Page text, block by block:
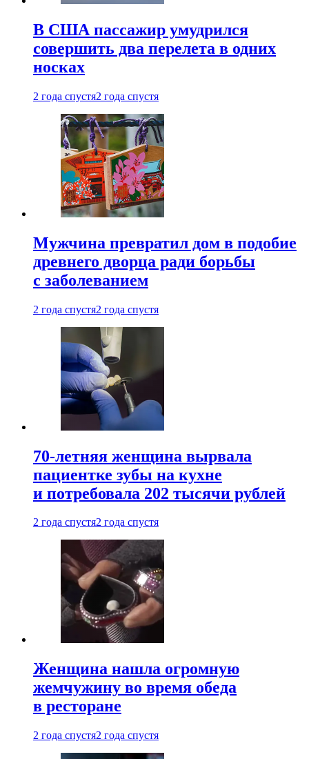
В США пассажир умудрился
совершить два перелета в одних
носках
2 года спустя2 года спустя
Мужчина превратил дом в подобие
древнего дворца ради борьбы
с заболеванием
2 года спустя2 года спустя
70-летняя женщина вырвала
пациентке зубы на кухне
и потребовала 202 тысячи рублей
2 года спустя2 года спустя
Женщина нашла огромную
жемчужину во время обеда
в ресторане
2 года спустя2 года спустя